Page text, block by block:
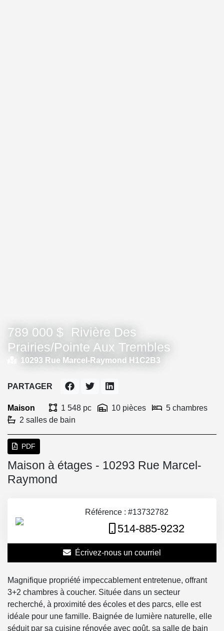
789 000 $
Rivière Des
Prairies/Pointe Aux Trembles
10293 Rue Marcel-Raymond H1C2B3
Maison 1 548 pc 10 pièces
5 chambres
2 salles de bain
PARTAGER
PDF
Maison à étages - 10293 Rue Marcel-
Raymond
Référence : #13732782
514-885-9232
Écrivez-nous un courriel
Magnifique propriété impeccablement entretenue, offrant
3+2 chambres à coucher. Située dans un secteur
recherché, à proximité des écoles et des parcs, elle est
idéale pour une famille. Baignée de lumière naturelle, elle
séduit par sa cuisine rénovée avec goût, sa salle de bain